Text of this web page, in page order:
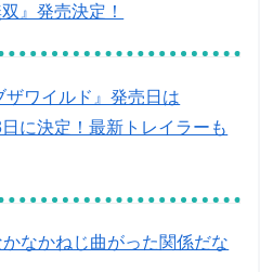
』発売決定！
ザワイルド』発売日は
に決定！最新トレイラーも
かなかねじ曲がった関係だな